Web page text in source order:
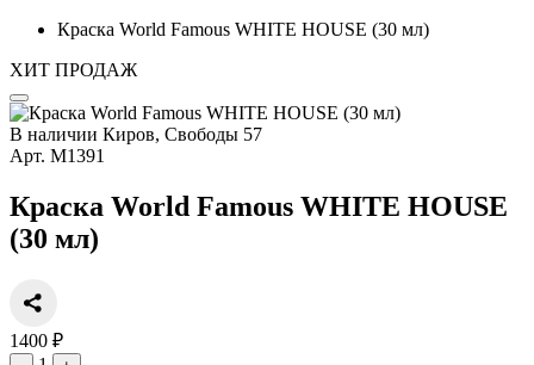
Краска World Famous WHITE HOUSE (30 мл)
ХИТ ПРОДАЖ
В наличии Киров, Свободы 57
Арт. М1391
Краска World Famous WHITE HOUSE
(30 мл)
1400 ₽